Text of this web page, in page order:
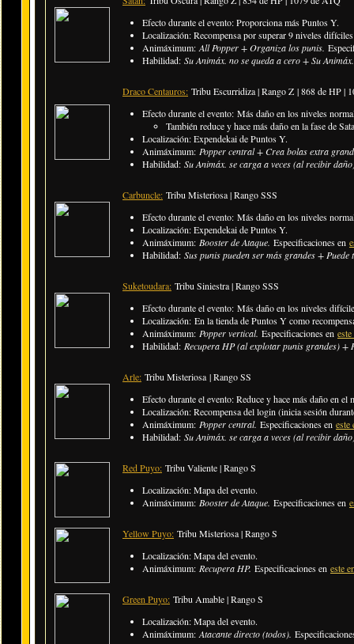
Efecto durante el evento: Proporciona más Puntos Y.
Localización: Recompensa por superar 9 niveles
Animáximum:All Popper + Organiza los punis.
Habilidad: Su Animáx. no se queda a cero + Su
Draco Centauros: Tribu Escurridiza | Rango Z |868 de HP |
Efecto durante el evento: Más daño en los niveles
También reduce y hace más daño en la fase de
Localización: Expendekai de Puntos Y.
Animáximum: Popper central + Crea bolas extra
Habilidad: Su Animáx. se carga a veces (al recibir
Carbuncle: Tribu Misteriosa | Rango SSS
Efecto durante el evento: Más daño en los niveles
Localización: Expendekai de Puntos Y.
Animáximum: Booster de Ataque. Especificaciones en
Habilidad: Sus punis pueden ser más grandes +
Suketoudara: Tribu Siniestra | Rango SSS
Efecto durante el evento: Más daño en los niveles
Localización: En la tienda de Puntos Y como
Animáximum: Popper vertical. Especificaciones en
Habilidad: Recupera HP (al explotar punis grandes) +
Arle: Tribu Misteriosa | Rango SS
Efecto durante el evento: Reduce y hace más daño en el
Localización: Recompensa del login (inicia sesión
Animáximum: Popper central. Especificaciones en este
Habilidad: Su Animáx. se carga a veces (al recibir
Red Puyo: Tribu Valiente | Rango S
Localización: Mapa del evento.
Animáximum: Booster de Ataque. Especificaciones en
Yellow Puyo: Tribu Misteriosa |Rango S
Localización: Mapa del evento.
Animáximum: Recupera HP. Especificaciones en este
Green Puyo: Tribu Amable |Rango S
Localización: Mapa del evento.
Animáximum:Atacante directo (todos).